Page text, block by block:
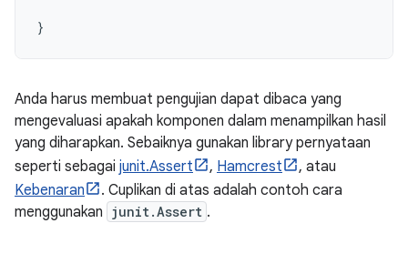
}
Anda harus membuat pengujian dapat dibaca yang
mengevaluasi apakah komponen dalam menampilkan hasil
yang diharapkan. Sebaiknya gunakan library pernyataan
seperti sebagai junit.Assert , Hamcrest
, atau
Kebenaran
. Cuplikan di atas adalah contoh cara
menggunakan junit.Assert .